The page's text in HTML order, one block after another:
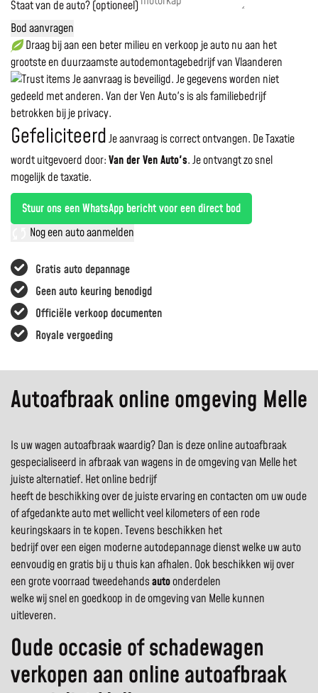
Gratis auto depannage
Geen auto keuring benodigd
Officiële verkoop documenten
Royale vergoeding
Staat van de auto? (optioneel)
Bod aanvragen
Draag bij aan een beter milieu en verkoop je auto nu aan het
grootste en duurzaamste autodemontagebedrijf van Vlaanderen
Je aanvraag is beveiligd. Je gegevens worden niet
gedeeld met anderen. Van der Ven Auto's is als familiebedrijf
betrokken bij je privacy.
GefeliciteerdJe aanvraag is correct ontvangen. De Taxatie
wordt uitgevoerd door:Van der Ven Auto's.Je ontvangt zo snel
mogelijk de taxatie.
Stuur ons een WhatsApp bericht voor een direct bod
Nog een auto aanmelden
Autoafbraak online omgeving Melle
Is uw wagen autoafbraak waardig? Dan is deze online autoafbraak
gespecialiseerd in afbraak van wagens in de omgeving van Melle het
juiste alternatief. Het online bedrijf
heeft de beschikking over de juiste ervaring en contacten om uw oude
of afgedankte auto met wellicht veel kilometers of een rode
keuringskaars in te kopen. Tevens beschikken het
bedrijf over een eigen moderne autodepannage dienst welke uw auto
eenvoudig en gratis bij u thuis kan afhalen. Ook beschikken wij over
een grote voorraad tweedehandsautoonderdelen
welke wij snel en goedkoop in de omgeving van Melle kunnen
uitleveren.
Oude occasie of schadewagen
verkopen aan online autoafbraak